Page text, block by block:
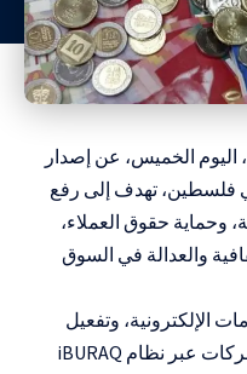
اليوم الخميس، عن إصدار
فلسطين، تهدف إلى رفع
وحماية حقوق العملاء،
والعدالة في السوق
الإلكترونية، وتفعيل
عمليات التحويل والدفع للأفراد والشركات عبر نظام iBURAQ